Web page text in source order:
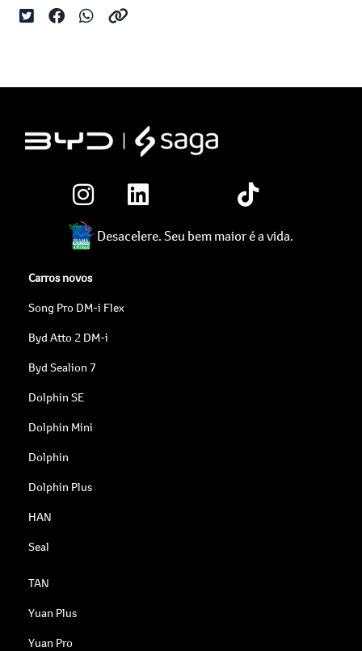
Desacelere. Seu bem maior é a vida.
Carros novos
Song Pro DM-i Flex
Byd Atto 2 DM-i
Byd Sealion 7
Dolphin SE
Dolphin Mini
Dolphin
Dolphin Plus
HAN
Seal
TAN
Yuan Plus
Yuan Pro